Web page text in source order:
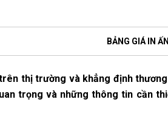
BẢNG GIÁ IN ẤN
thị trường và khẳng định
trọng và những thông tin cần